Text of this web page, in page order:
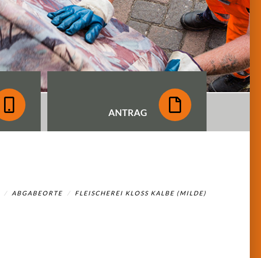
ANTRAG
ABGABEORTE FLEISCHEREI KLOSS KALBE (MILDE)